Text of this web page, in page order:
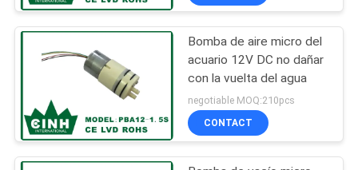
VIAJE
FÁBRICA
CONTROL
Bomba de aire micro del
acuario 12V DC no dañar
con la vuelta del agua
negotiable MOQ:210pcs
CONTACT